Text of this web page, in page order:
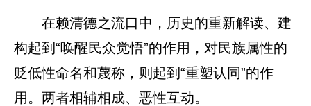
在赖清德之流口中，历史的重新解读、建
构起到“唤醒民众觉悟”的作用，对民族属性的
贬低性命名和蔑称，则起到“重塑认同”的作
用。两者相辅相成、恶性互动。